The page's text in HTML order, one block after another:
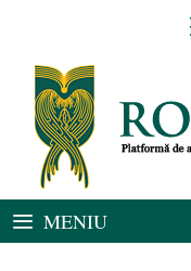
conținut
MENIU